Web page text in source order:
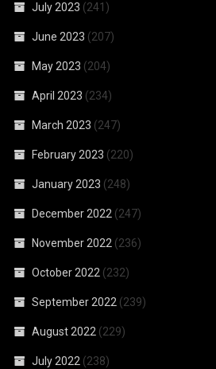
July 2023 (241)
June 2023 (207)
May 2023 (204)
April 2023 (234)
March 2023 (247)
February 2023 (220)
January 2023 (248)
December 2022 (247)
November 2022 (236)
October 2022 (232)
September 2022 (239)
August 2022 (229)
July 2022 (238)